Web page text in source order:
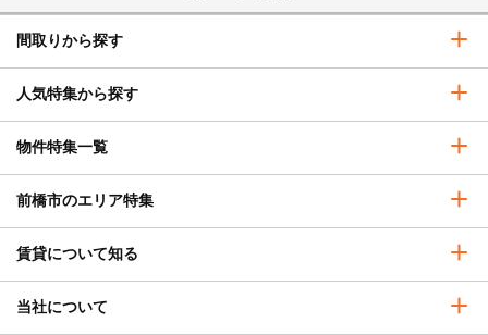
間取りから探す
人気特集から探す
物件特集一覧
前橋市のエリア特集
賃貸について知る
当社について